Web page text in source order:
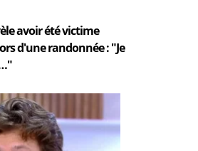
avoir été victime
d'une randonnée : "Je